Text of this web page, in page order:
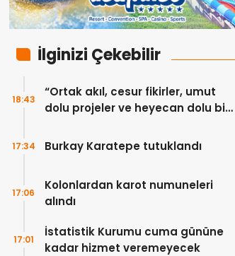
İlginizi Çekebilir
“Ortak akıl, cesur fikirler, umut
dolu projeler ve heyecan dolu bir
18:43
Burkay Karatepe tutuklandı
17:34
Kolonlardan karot numuneleri
alındı
17:06
İstatistik Kurumu cuma gününe
kadar hizmet veremeyecek
17:01